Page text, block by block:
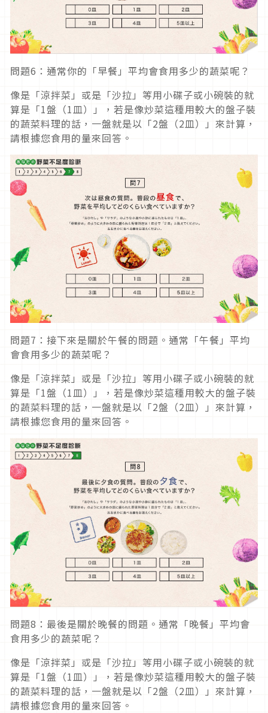
問題6：通常你的「早餐」平均會食用多少的蔬菜呢？
像是「涼拌菜」或是「沙拉」等用小碟子或小碗裝的就
算是「1盤（1皿）」，若是像炒菜這種用較大的盤子裝
的蔬菜料理的話，一盤就是以「2盤（2皿）」來計算，
請根據您食用的量來回答。
問題7：接下來是關於午餐的問題。通常「午餐」平均
會食用多少的蔬菜呢？
像是「涼拌菜」或是「沙拉」等用小碟子或小碗裝的就
算是「1盤（1皿）」，若是像炒菜這種用較大的盤子裝
的蔬菜料理的話，一盤就是以「2盤（2皿）」來計算，
請根據您食用的量來回答。
問題8：最後是關於晚餐的問題。通常「晚餐」平均會
食用多少的蔬菜呢？
像是「涼拌菜」或是「沙拉」等用小碟子或小碗裝的就
算是「1盤（1皿）」，若是像炒菜這種用較大的盤子裝
的蔬菜料理的話，一盤就是以「2盤（2皿）」來計算，
請根據您食用的量來回答。